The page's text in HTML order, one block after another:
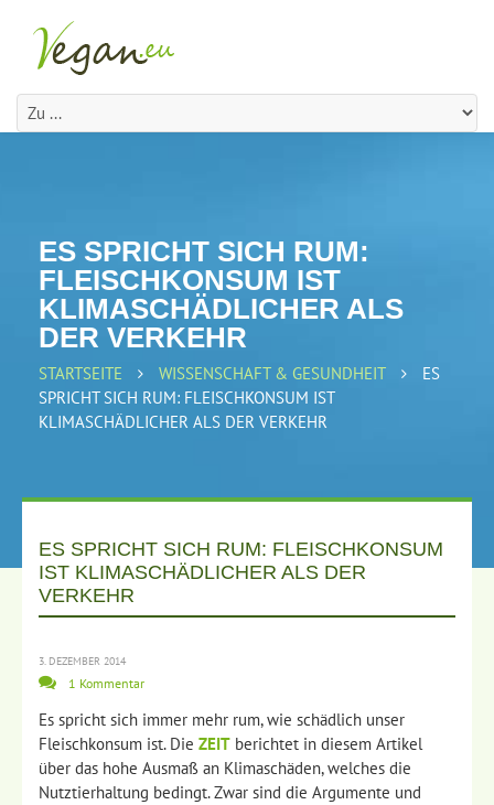
ES SPRICHT SICH RUM:
FLEISCHKONSUM IST
KLIMASCHÄDLICHER ALS
DER VERKEHR
STARTSEITE WISSENSCHAFT & GESUNDHEIT
ES
SPRICHT SICH RUM: FLEISCHKONSUM IST
KLIMASCHÄDLICHER ALS DER VERKEHR
ES SPRICHT SICH RUM: FLEISCHKONSUM
IST KLIMASCHÄDLICHER ALS DER
VERKEHR
3. DEZEMBER 2014
1 Kommentar
Es spricht sich immer mehr rum, wie schädlich unser
Fleischkonsum ist. Die ZEIT berichtet in diesem Artikel
über das hohe Ausmaß an Klimaschäden, welches die
Nutztierhaltung bedingt. Zwar sind die Argumente und